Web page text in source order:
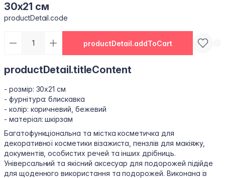
30x21 см
productDetail.code
productDetail.addToCart
productDetail.titleContent
- розмір: 30x21 см
- фурнітура: блискавка
- колір: коричневий, бежевий
- матеріал: шкірзам
Багатофункціональна та містка косметичка для
декоративної косметики візажиста, пензлів для макіяжу,
документів, особистих речей та інших дрібниць.
Універсальний та якісний аксесуар для подорожей підійде
для щоденного використання та подорожей. Виконана із